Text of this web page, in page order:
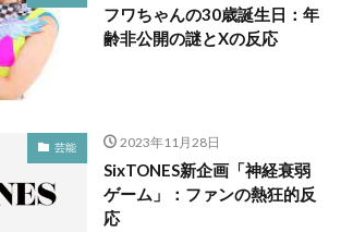
フワちゃんの30歳誕生日：年
齢非公開の謎とXの反応
芸能 2023年11月28日
SixTONES新企画「神経衰弱
ゲーム」：ファンの熱狂的反
応